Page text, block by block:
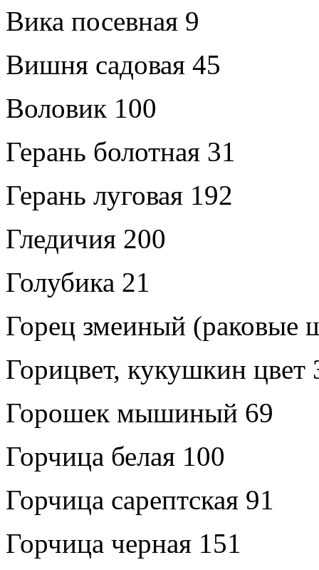
Вика посевная 9
Вишня садовая 45
Воловик 100
Герань болотная 31
Герань луговая 192
Гледичия 200
Голубика 21
Горец змеиный (раковые
Горицвет, кукушкин цвет
Горошек мышиный 69
Горчица белая 100
Горчица сарептская 91
Горчица черная 151